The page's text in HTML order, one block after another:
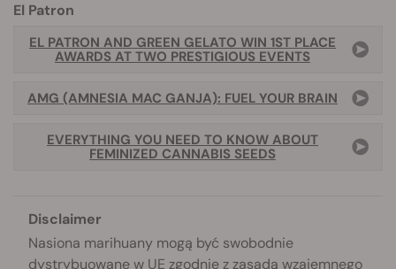
El Patron
EL PATRON AND GREEN GELATO WIN 1ST PLACE
AWARDS AT TWO PRESTIGIOUS EVENTS
AMG (AMNESIA MAC GANJA): FUEL YOUR BRAIN
EVERYTHING YOU NEED TO KNOW ABOUT
FEMINIZED CANNABIS SEEDS
Disclaimer
Nasiona marihuany mogą być swobodnie
dystrybuowane w UE zgodnie z zasadą wzajemnego